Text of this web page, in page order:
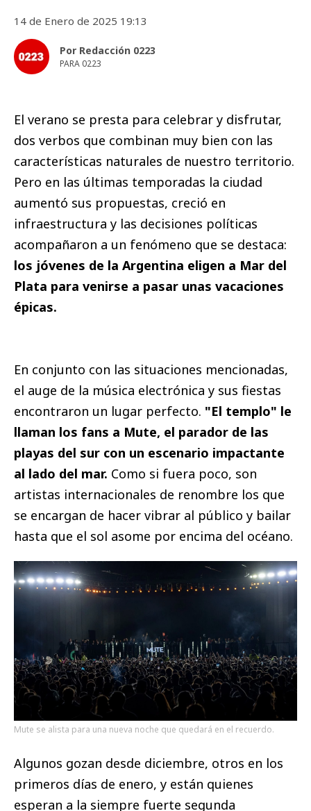
14 de Enero de 2025 19:13
Por Redacción 0223
PARA 0223
El verano se presta para celebrar y disfrutar,
dos verbos que combinan muy bien con las
características naturales de nuestro territorio.
Pero en las últimas temporadas la ciudad
aumentó sus propuestas, creció en
infraestructura y las decisiones políticas
acompañaron a un fenómeno que se destaca:
los jóvenes de la Argentina eligen a Mar del
Plata para venirse a pasar unas vacaciones
épicas.
En conjunto con las situaciones mencionadas,
el auge de la música electrónica y sus fiestas
encontraron un lugar perfecto. "El templo" le
llaman los fans a Mute, el parador de las
playas del sur con un escenario impactante
al lado del mar. Como si fuera poco, son
artistas internacionales de renombre los que
se encargan de hacer vibrar al público y bailar
hasta que el sol asome por encima del océano.
Mute se alista para una nueva noche que quedará en el recuerdo.
Algunos gozan desde diciembre, otros en los
primeros días de enero, y están quienes
esperan a la siempre fuerte segunda